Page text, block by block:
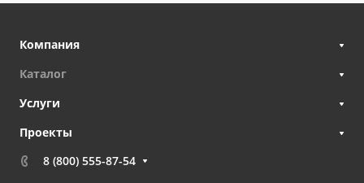
Компания
Каталог
Услуги
Проекты
8 (800) 555-87-54